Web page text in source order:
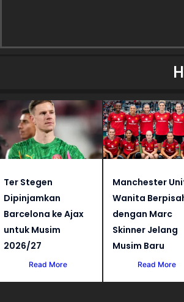
Ter Stegen
Dipinjamkan
Barcelona ke Ajax
untuk Musim
2026/27
Read More
Manchester
Wanita
dengan Marc
Skinner Jelang
Musim Baru
Read More